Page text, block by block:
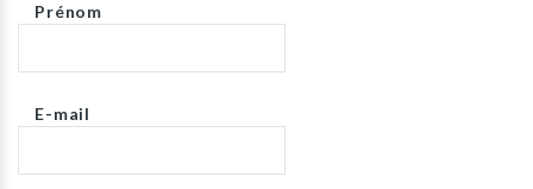
Prénom
E-mail